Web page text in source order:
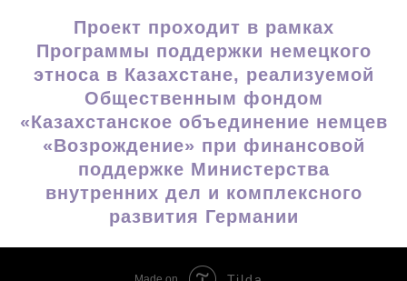
Проект проходит в рамках
Программы поддержки немецкого
этноса в Казахстане, реализуемой
Общественным фондом
«Казахстанское объединение немцев
«Возрождение» при финансовой
поддержке Министерства
внутренних дел и комплексного
развития Германии